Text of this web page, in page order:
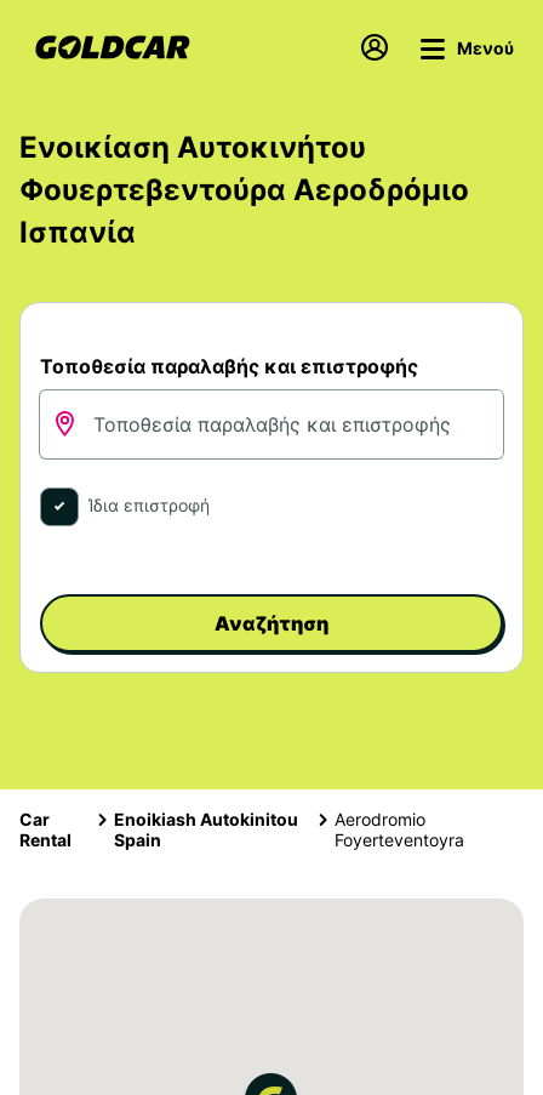
Μενού
Ενοικίαση Αυτοκινήτου
Φουερτεβεντούρα Αεροδρόμιο
Ισπανία
Τοποθεσία παραλαβής και επιστροφής
Ίδια επιστροφή
Αναζήτηση
Car
Rental
Enoikiash Autokinitou
Spain
Aerodromio
Foyerteventoyra